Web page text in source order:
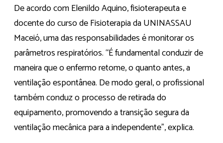
De acordo com Elenildo Aquino, fisioterapeuta e
docente do curso de Fisioterapia da UNINASSAU
Maceió, uma das responsabilidades é monitorar os
parâmetros respiratórios. “É fundamental conduzir de
maneira que o enfermo retome, o quanto antes, a
ventilação espontânea. De modo geral, o profissional
também conduz o processo de retirada do
equipamento, promovendo a transição segura da
ventilação mecânica para a independente”, explica.